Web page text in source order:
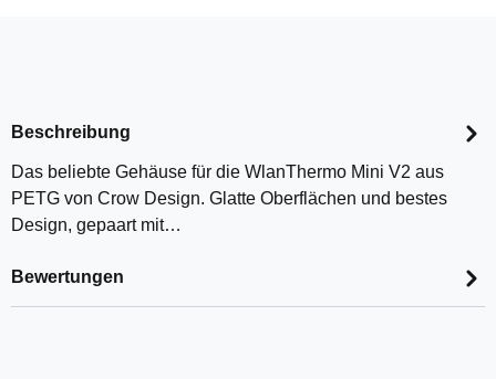
Beschreibung
Das beliebte Gehäuse für die WlanThermo Mini V2 aus
PETG von Crow Design. Glatte Oberflächen und bestes
Design, gepaart mit…
Bewertungen